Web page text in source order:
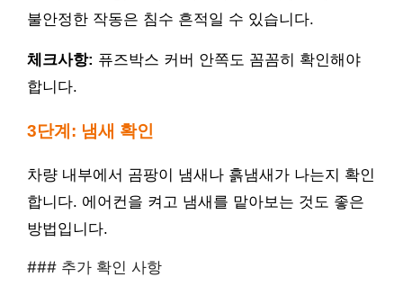
불안정한 작동은 침수 흔적일 수 있습니다.
체크사항: 퓨즈박스 커버 안쪽도 꼼꼼히 확인해야
합니다.
3단계: 냄새 확인
차량 내부에서 곰팡이 냄새나 흙냄새가 나는지 확인
합니다. 에어컨을 켜고 냄새를 맡아보는 것도 좋은
방법입니다.
### 추가 확인 사항